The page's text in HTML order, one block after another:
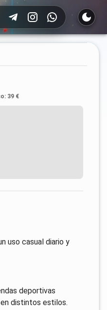
: 39 €
uso casual diario y
deportivas
distintos estilos.